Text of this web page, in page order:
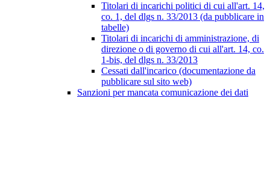
Titolari di incarichi politici di cui all'art. 14,
co. 1, del dlgs n. 33/2013 (da pubblicare in
tabelle)
Titolari di incarichi di amministrazione, di
direzione o di governo di cui all'art. 14, co.
1-bis, del dlgs n. 33/2013
Cessati dall'incarico (documentazione da
pubblicare sul sito web)
Sanzioni per mancata comunicazione dei dati